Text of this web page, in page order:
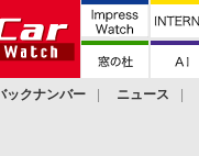
ックナンバー ニュース